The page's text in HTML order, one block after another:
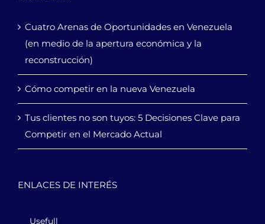
Cuatro Arenas de Oportunidades en Venezuela
(en medio de la apertura económica y la
reconstrucción)
Cómo competir en la nueva Venezuela
Tus clientes no son tuyos: 5 Decisiones Clave para
Competir en el Mercado Actual
ENLACES DE INTERÉS
Usefull